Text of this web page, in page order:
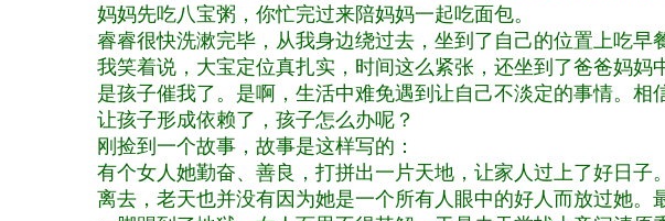
妈妈先吃八宝粥，你忙完过来陪妈妈一起吃面包。
睿睿很快洗漱完毕，从我身边绕过去，坐到了自己的位置上吃早
我笑着说，大宝定位真扎实，时间这么紧张，还坐到了爸爸妈
是孩子催我了。是啊，生活中难免遇到让自己不淡定的事情。
让孩子形成依赖了，孩子怎么办呢？
刚捡到一个故事，故事是这样写的：
有个女人她勤奋、善良，打拼出一片天地，让家人过上了好日
离去，老天也并没有因为她是一个所有人眼中的好人而放过她